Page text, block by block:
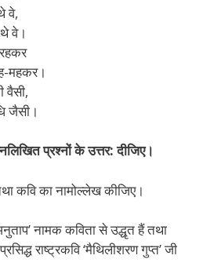
वे,
वे।
महकर।
वैसी,
जैसी।
प्रश्नों के उत्तर: दीजिए।
कवि का नामोल्लेख कीजिए।
नामक कविता से उद्धृत हैं तथा
राष्ट्रकवि ‘मैथिलीशरण गुप्त’ जी